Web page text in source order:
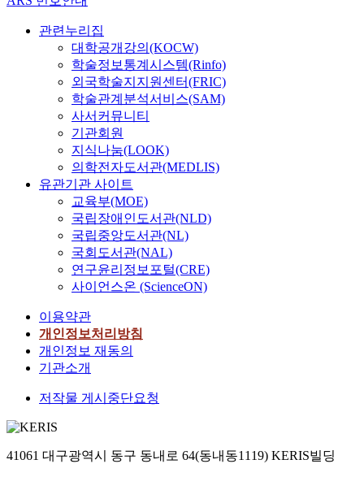
관련누리집
대학공개강의(KOCW)
학술정보통계시스템(Rinfo)
외국학술지지원센터(FRIC)
학술관계분석서비스(SAM)
사서커뮤니티
기관회원
지식나눔(LOOK)
의학전자도서관(MEDLIS)
유관기관 사이트
교육부(MOE)
국립장애인도서관(NLD)
국립중앙도서관(NL)
국회도서관(NAL)
연구윤리정보포털(CRE)
사이언스온 (ScienceON)
이용약관
개인정보처리방침
개인정보 재동의
기관소개
저작물 게시중단요청
41061 대구광역시 동구 동내로 64(동내동1119) KERIS빌딩